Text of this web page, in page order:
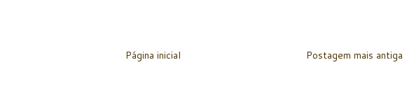
Postagem mais antiga
Página inicial